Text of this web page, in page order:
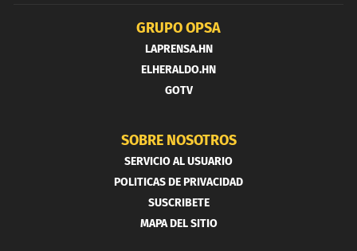
GRUPO OPSA
LAPRENSA.HN
ELHERALDO.HN
GOTV
SOBRE NOSOTROS
SERVICIO AL USUARIO
POLITICAS DE PRIVACIDAD
SUSCRIBETE
MAPA DEL SITIO